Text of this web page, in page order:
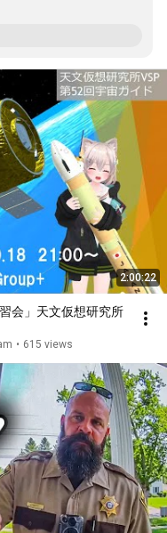
2:00:22
会」天文仮想研究所
• 615 views